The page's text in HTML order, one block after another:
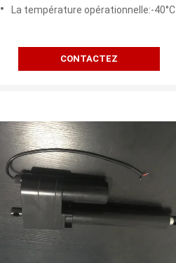
La température opérationnelle:-40°C/65°C (- 104°F/150°)
CONTACTEZ